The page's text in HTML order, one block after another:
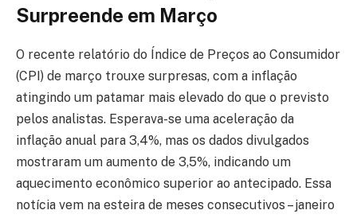
Surpreende em Março
O recente relatório do Índice de Preços ao Consumidor
(CPI) de março trouxe surpresas, com a inflação
atingindo um patamar mais elevado do que o previsto
pelos analistas. Esperava-se uma aceleração da
inflação anual para 3,4%, mas os dados divulgados
mostraram um aumento de 3,5%, indicando um
aquecimento econômico superior ao antecipado. Essa
notícia vem na esteira de meses consecutivos – janeiro